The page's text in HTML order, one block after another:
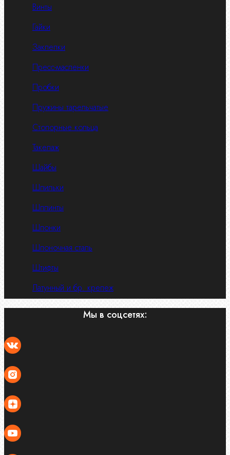
Винты
Гайки
Заклепки
Пресс-масленки
Пробки
Пружины тарельчатые
Стопорные кольца
Такелаж
Шайбы
Шпильки
Шплинты
Шпонки
Шпоночная сталь
Штифты
Латунный и бр. крепеж
Мы в соцсетях: